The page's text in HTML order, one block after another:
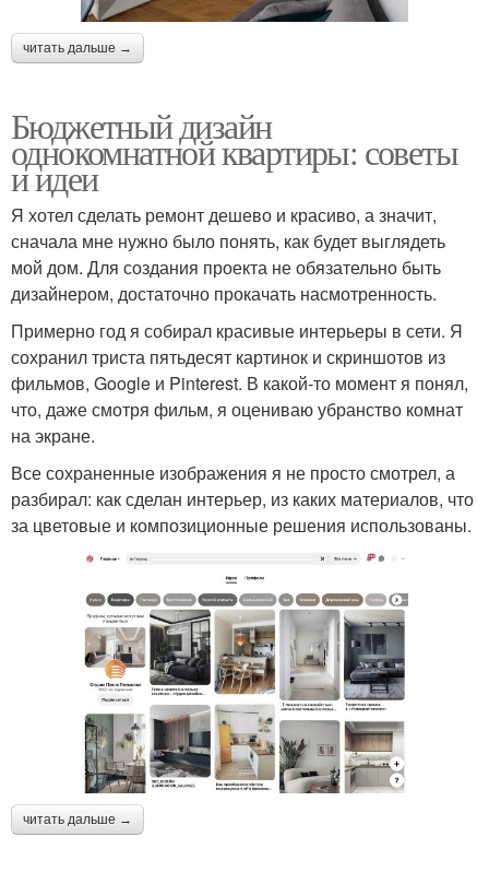
читать дальше →
Бюджетный дизайн
однокомнатной квартиры: советы
и идеи
Я хотел сделать ремонт дешево и красиво, а значит,
сначала мне нужно было понять, как будет выглядеть
мой дом. Для создания проекта не обязательно быть
дизайнером, достаточно прокачать насмотренность.
Примерно год я собирал красивые интерьеры в сети. Я
сохранил триста пятьдесят картинок и скриншотов из
фильмов, Google и Pinterest. В какой-то момент я понял,
что, даже смотря фильм, я оцениваю убранство комнат
на экране.
Все сохраненные изображения я не просто смотрел, а
разбирал: как сделан интерьер, из каких материалов, что
за цветовые и композиционные решения использованы.
читать дальше →